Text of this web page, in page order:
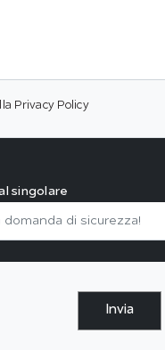
Privacy Policy
singolare
Invia